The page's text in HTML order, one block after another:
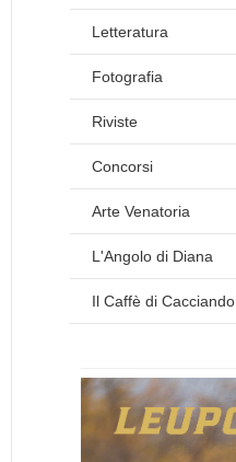
Letteratura
Fotografia
Riviste
Concorsi
Arte Venatoria
L'Angolo di Diana
Il Caffè di Cacciando